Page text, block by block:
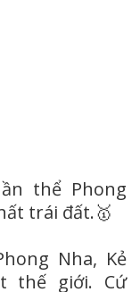
thể Phong
trái đất.🥇
Nha, Kẻ
thế giới. Cứ